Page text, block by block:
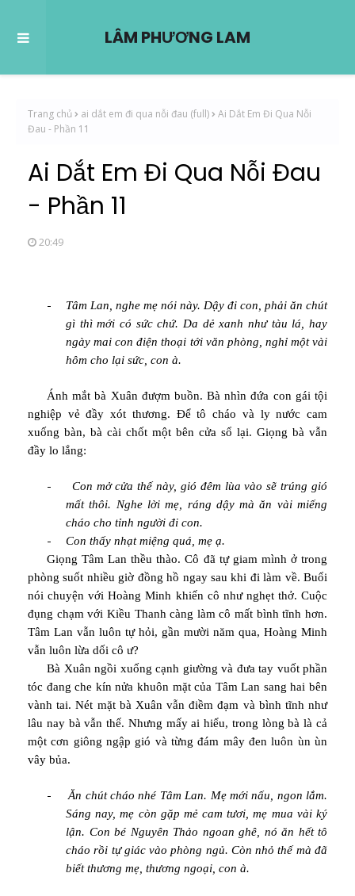
LÂM PHƯƠNG LAM
Trang chủ ai dắt em đi qua nỗi đau (full)
Ai Dắt Em Đi Qua Nỗi
Đau - Phần 11
Ai Dắt Em Đi Qua Nỗi Đau
- Phần 11
20:49
-
Tâm Lan, nghe mẹ nói này. Dậy đi con, phải ăn chút
gì thì mới có sức chứ. Da dẻ xanh như tàu lá, hay
ngày mai con điện thoại tới văn phòng, nghỉ một vài
hôm cho lại sức, con à.
Ánh mắt bà Xuân đượm buồn. Bà nhìn đứa con gái tội
nghiệp vẻ đầy xót thương. Để tô cháo và ly nước cam
xuống bàn, bà cài chốt một bên cửa sổ lại. Giọng bà vẫn
đầy lo lắng:
-
Con mở cửa thế này, gió đêm lùa vào sẽ trúng gió
mất thôi. Nghe lời mẹ, ráng dậy mà ăn vài miếng
cháo cho tỉnh người đi con.
-
Con thấy nhạt miệng quá, mẹ ạ.
Giọng Tâm Lan thều thào. Cô đã tự giam mình ở trong
phòng suốt nhiều giờ đồng hồ ngay sau khi đi làm về. Buổi
nói chuyện với Hoàng Minh khiến cô như nghẹt thở. Cuộc
đụng chạm với Kiều Thanh càng làm cô mất bình tĩnh hơn.
Tâm Lan vẫn luôn tự hỏi, gần mười năm qua, Hoàng Minh
vẫn luôn lừa dối cô ư?
Bà Xuân ngồi xuống cạnh giường và đưa tay vuốt phần
tóc đang che kín nửa khuôn mặt của Tâm Lan sang hai bên
vành tai. Nét mặt bà Xuân vẫn điềm đạm và bình tĩnh như
lâu nay bà vẫn thế. Nhưng mấy ai hiểu, trong lòng bà là cả
một cơn giông ngập gió và từng đám mây đen luôn ùn ùn
vây bủa.
-
Ăn chút cháo nhé Tâm Lan. Mẹ mới nấu, ngon lắm.
Sáng nay, mẹ còn gặp mẻ cam tươi, mẹ mua vài ký
lận. Con bé Nguyên Thảo ngoan ghê, nó ăn hết tô
cháo rồi tự giác vào phòng ngủ. Còn nhỏ thế mà đã
biết thương mẹ, thương ngoại, con à.